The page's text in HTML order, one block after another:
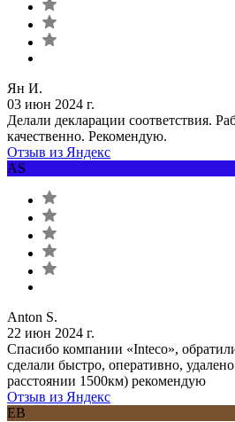
Ян И.
03 июн 2024 г.
Делали декларации соответствия.
качественно. Рекомендую.
Отзыв из Яндекс
AS
Anton S.
22 июн 2024 г.
Спасибо компании «Inteco»,
сделали быстро, оперативно,
расстоянии 1500км) рекомендую
Отзыв из Яндекс
ЕВ